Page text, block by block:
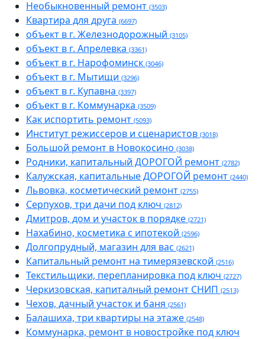
Необыкновенный ремонт (3503)
Квартира для друга (6697)
объект в г. Железнодорожный (3105)
объект в г. Апрелевка (3361)
объект в г. Нарофоминск (3046)
объект в г. Мытищи (3296)
объект в г. Купавна (3397)
объект в г. Коммунарка (3509)
Как испортить ремонт (5093)
Институт режиссеров и сценаристов (3018)
Большой ремонт в Новокосино (3038)
Родники, капитальный ДОРОГОЙ ремонт (2782)
Калужская, капитальные ДОРОГОЙ ремонт (2440)
Львовка, косметический ремонт (2755)
Серпухов, три дачи под ключ (2812)
Дмитров, дом и участок в порядке (2721)
Нахабино, косметика с ипотекой (2596)
Долгопрудный, магазин для вас (2621)
Капитальный ремонт на тимерязевской (2516)
Текстильщики, перепланировка под ключ (2727)
Черкизовская, капиталный ремонт СНИП (2513)
Чехов, дачный участок и баня (2561)
Балашиха, три квартиры на этаже (2548)
Коммунарка, ремонт в новостройке под ключ